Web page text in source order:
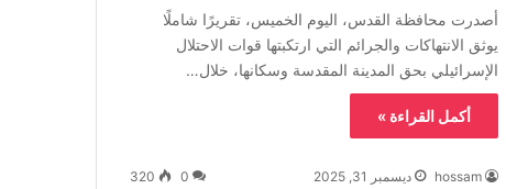
أصدرت محافظة القدس، اليوم الخميس، تقريرًا شاملًا
يوثق الانتهاكات والجرائم التي ارتكبتها قوات الاحتلال
الإسرائيلي بحق المدينة المقدسة وسكانها، خلال…
أكمل القراءة »
hossam ديسمبر 31, 2025 0
320